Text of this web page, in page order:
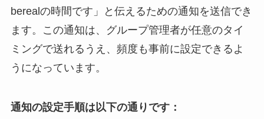
berealの時間です」と伝えるための通知を送信でき
ます。この通知は、グループ管理者が任意のタイ
ミングで送れるうえ、頻度も事前に設定できるよ
うになっています。
通知の設定手順は以下の通りです：